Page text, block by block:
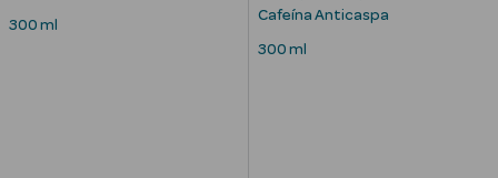
300 ml
Cafeína Anticaspa
300 ml